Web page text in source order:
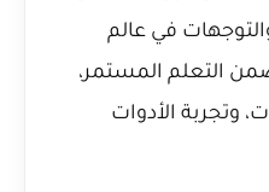
في عالم
التعلم المستمر،
وتجربة الأدوات